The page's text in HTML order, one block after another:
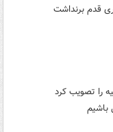
قدم برنداشت
را تصویب کرد
باشیم